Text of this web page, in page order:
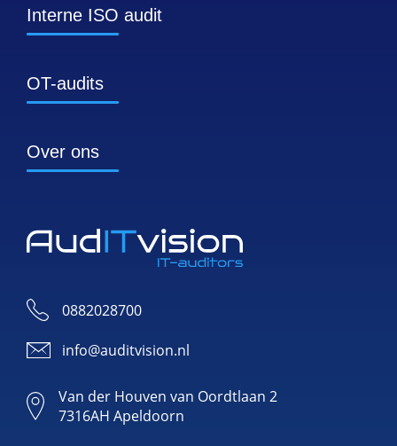
0882028700
info@auditvision.nl
Van der Houven van Oordtlaan 2
7316AH Apeldoorn
Interne ISO audit
OT-audits
Over ons